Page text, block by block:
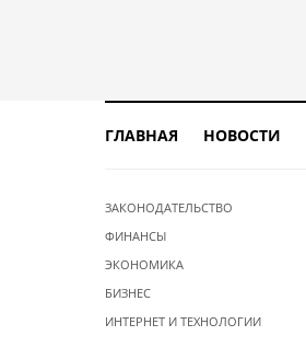
ГЛАВНАЯ НОВОСТИ
ЗАКОНОДАТЕЛЬСТВО
ФИНАНСЫ
ЭКОНОМИКА
БИЗНЕС
ИНТЕРНЕТ И ТЕХНОЛОГИИ